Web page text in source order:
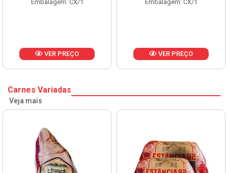
Embalagem: CX/1
VER PREÇO
Embalagem: CX/1
VER PREÇO
Carnes Variadas
Veja mais